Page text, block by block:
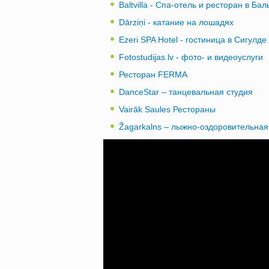
Baltvilla - Спа-отель и ресторан в
Dārziņi - катание на лошадях
Ezeri SPA Hotel - гостиница в Сигулде
Fotostudijas.lv - фото- и видеоуслуги
Ресторан FERMA
DanceStar – танцевальная студия
Vairāk Saules Рестораны
Žagarkalns – лыжно-оздоровительная